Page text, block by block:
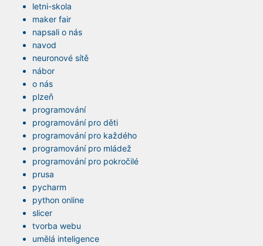
letni-skola
maker fair
napsali o nás
navod
neuronové sítě
nábor
o nás
plzeň
programování
programování pro děti
programování pro každého
programování pro mládež
programování pro pokročilé
prusa
pycharm
python online
slicer
tvorba webu
umělá inteligence